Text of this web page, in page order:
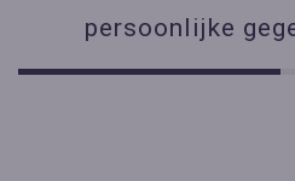
persoonlijke